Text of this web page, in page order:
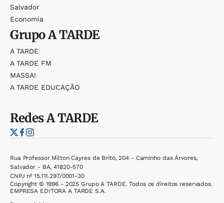
Salvador
Economia
GrupoA TARDE
A TARDE
A TARDE FM
MASSA!
A TARDE EDUCAÇÃO
RedesA TARDE
Rua Professor Milton Cayres de Brito, 204 - Caminho das Árvores,
Salvador - BA, 41820-570
CNPJ nº 15.111.297/0001-30
Copyright © 1996 - 2025 Grupo A TARDE. Todos os direitos reservados.
EMPRESA EDITORA A TARDE S.A.